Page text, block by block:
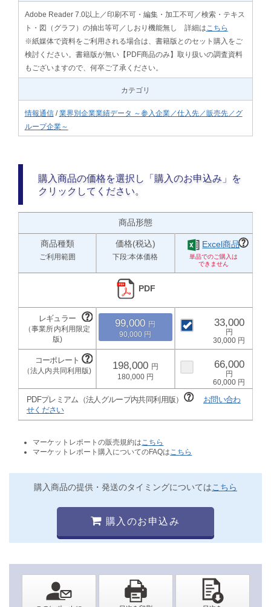
Adobe Reader 7.0以上／印刷不可・編集・加工不可／検索・テキス
ト・図（グラフ）の抽出等可／しおり機能無し 詳細は こちら
※紙媒体で資料をご利用される場合は、書籍版とのセット購入をご
検討ください。書籍版が無い【PDF商品のみ】取り扱いの調査資料
もございますので、何卒ご了承ください。
カテゴリ
情報通信/業界別企業業績データ ～参入企業／仕入先／販売先／グ
ループ企業～
購入商品の価格を選択し「購入のお申込み」を
クリックしてください。
商品形態
商品種類
ご利用範囲
価格(税込)
下段:本体価格
Excel商品
PDF
99,000
90,000
33,000
30,000
198,000
180,000
66,000
60,000
PDFプレミアム（法人グループ内共同利用版）
お問い合わ
せください
マーケットレポートの販売規約は こちら
マーケットレポート購入についてのFAQは こちら
購入商品の提供・発送のタイミングについてはこちら
購入のお申込み